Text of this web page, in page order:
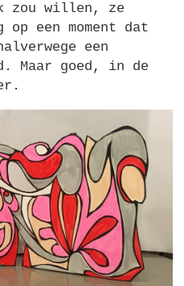
zou willen, ze
een moment dat
een
Maar goed, in de